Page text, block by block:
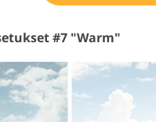
#7 "Warm"